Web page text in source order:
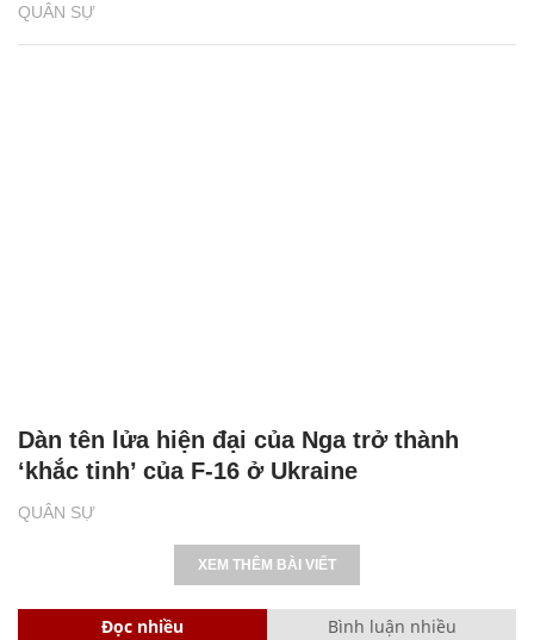
QUÂN SỰ
QUÂN SỰ
Dàn tên lửa hiện đại của Nga trở thành
‘khắc tinh’ của F-16 ở Ukraine
XEM THÊM BÀI VIẾT
Đọc nhiều Bình luận nhiều